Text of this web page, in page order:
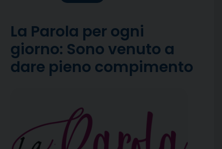
La Parola per ogni
giorno: Sono venuto a
dare pieno compimento